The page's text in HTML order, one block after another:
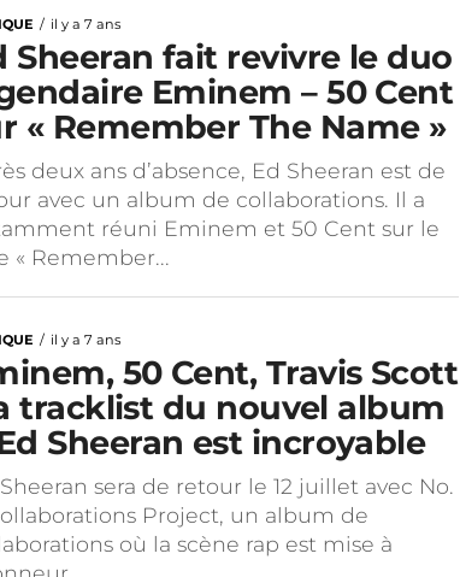
il y a 7 ans
Sheeran fait revivre le duo
Eminem – 50 Cent
« Remember The Name »
deux ans d’absence, Ed Sheeran est de
avec un album de collaborations. Il a
réuni Eminem et 50 Cent sur le
« Remember...
il y a 7 ans
50 Cent, Travis Scott
tracklist du nouvel album
Sheeran est incroyable
sera de retour le 12 juillet avec No.
Project, un album de
où la scène rap est mise à